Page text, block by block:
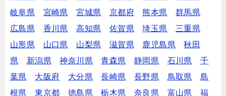
岐阜県
宮崎県 宮城県 京都府 熊本県
群馬県
広島県
香川県 高知県 佐賀県 埼玉県
三重県
山形県
山口県 山梨県 滋賀県 鹿児島県
秋田
県
新潟県 神奈川県 青森県 静岡県 石川県
千
葉県
大阪府 大分県 長崎県 長野県 鳥取県
島
根県
東京都 徳島県 栃木県 奈良県 富山県 福